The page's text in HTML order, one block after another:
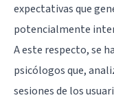
expectativas que
potencialmente
A este respecto, se
psicólogos que,
sesiones de los